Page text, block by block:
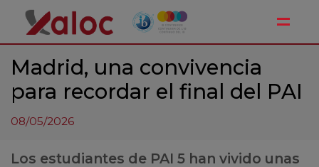
Madrid, una convivencia
para recordar el final del PAI
08/05/2026
Los estudiantes de PAI 5 han vivido unas